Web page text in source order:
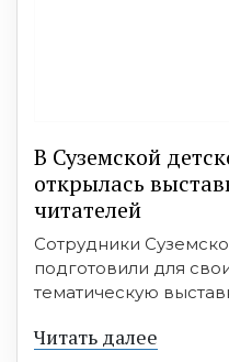
В Суземской
открылась
читателей
Сотрудники
подготовили для
тематическую
Читать далее